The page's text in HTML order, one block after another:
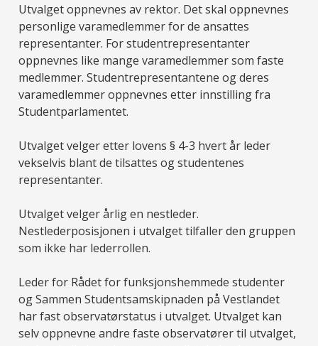
Utvalget oppnevnes av rektor. Det skal oppnevnes
personlige varamedlemmer for de ansattes
representanter. For studentrepresentanter
oppnevnes like mange varamedlemmer som faste
medlemmer. Studentrepresentantene og deres
varamedlemmer oppnevnes etter innstilling fra
Studentparlamentet.
Utvalget velger etter lovens § 4-3 hvert år leder
vekselvis blant de tilsattes og studentenes
representanter.
Utvalget velger årlig en nestleder.
Nestlederposisjonen i utvalget tilfaller den gruppen
som ikke har lederrollen.
Leder for Rådet for funksjonshemmede studenter
og Sammen Studentsamskipnaden på Vestlandet
har fast observatørstatus i utvalget. Utvalget kan
selv oppnevne andre faste observatører til utvalget,